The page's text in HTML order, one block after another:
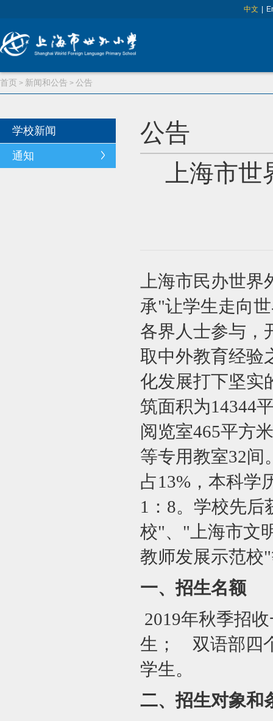
中文
首页 > 新闻和公告 > 公告
学校新闻
通知
公告
上海市
上海市民办世
承"让学生走向
各界人士参与，
取中外教育经验
化发展打下坚实
筑面积为14344
阅览室465平方
等专用教室32间
占13%，本科学
1：8。学校先
校"、"上海市文
教师发展示范校
一、招生名额
2019年秋季招
生； 双语部四
学生。
二、招生对象和